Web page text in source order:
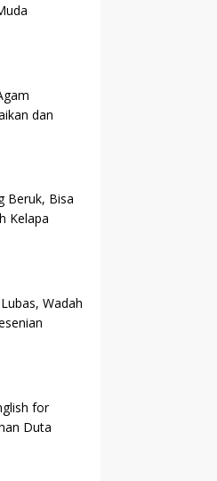
dan
Beruk, Bisa
Kelapa
Wadah
for
Duta